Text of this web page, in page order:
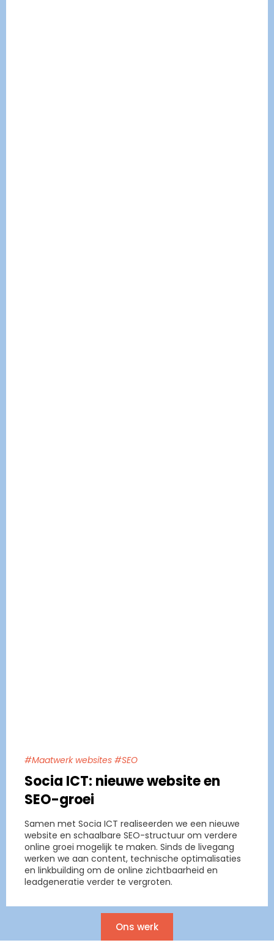
#Maatwerk websites #SEO
Socia ICT: nieuwe website en
SEO-groei
Samen met Socia ICT realiseerden we een nieuwe
website en schaalbare SEO-structuur om verdere
online groei mogelijk te maken. Sinds de livegang
werken we aan content, technische optimalisaties
en linkbuilding om de online zichtbaarheid en
leadgeneratie verder te vergroten.
Ons werk